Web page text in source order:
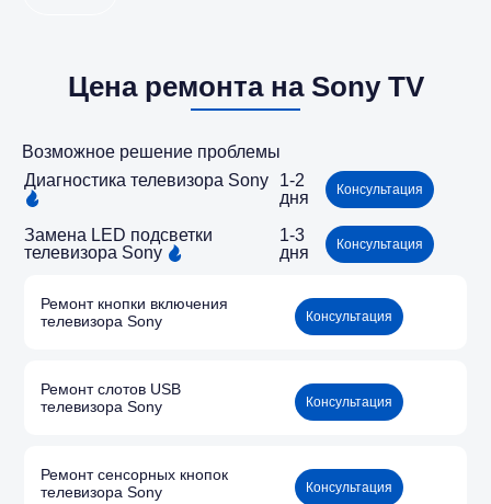
Цена ремонта на Sony TV
Возможное решение проблемы
Диагностика телевизора Sony
1-2
дня
Консультация
Замена LED подсветки
телевизора Sony
1-3
дня
Консультация
Ремонт кнопки включения
телевизора Sony
Консультация
Ремонт слотов USB
телевизора Sony
Консультация
Ремонт сенсорных кнопок
телевизора Sony
Консультация